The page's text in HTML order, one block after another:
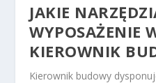
JAKIE
WYPOSAŻENIE
KIEROWNIK
Kierownik budowy